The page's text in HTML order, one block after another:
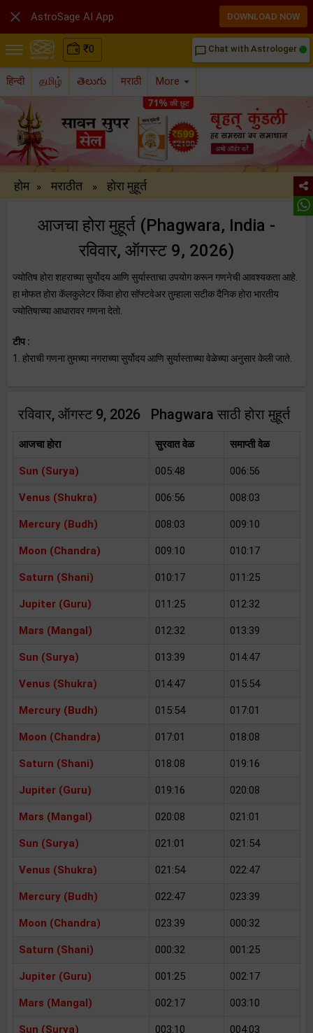
₹0 chat_bubble_outline Chat with Astrologer
हिन्दी தமிழ் తెలుగు मराठी More
होम » मराठीत » होरा मुहूर्त
आजचा होरा मुहूर्त (Phagwara, India -
रविवार, ऑगस्ट 9, 2026)
ज्योतिष होरा शहराच्या सुर्योदय आणि सुर्यास्ताचा उपयोग करून गणनेची आवश्यकता आहे.
हा मोफत होरा कॅलकुलेटर किंवा होरा सॉफ्टवेअर तुम्हाला सटीक दैनिक होरा भारतीय
ज्योतिषाच्या आधारावर गणना देतो.
टीप :
1. होराची गणना तुमच्या नगराच्या सुर्योदय आणि सुर्यास्ताच्या वेळेच्या अनुसार केली जाते.
रविवार, ऑगस्ट 9, 2026 Phagwara साठी होरा मुहूर्त
आजचा होरा सुरवात वेळ समाप्ती वेळ
Sun (Surya) 005:48 006:56
Venus (Shukra) 006:56 008:03
Mercury (Budh) 008:03 009:10
Moon (Chandra) 009:10 010:17
Saturn (Shani) 010:17 011:25
Jupiter (Guru) 011:25 012:32
Mars (Mangal) 012:32 013:39
Sun (Surya) 013:39 014:47
Venus (Shukra) 014:47 015:54
Mercury (Budh) 015:54 017:01
Moon (Chandra) 017:01 018:08
Saturn (Shani) 018:08 019:16
Jupiter (Guru) 019:16 020:08
Mars (Mangal) 020:08 021:01
Sun (Surya) 021:01 021:54
Venus (Shukra) 021:54 022:47
Mercury (Budh) 022:47 023:39
Moon (Chandra) 023:39 000:32
Saturn (Shani) 000:32 001:25
Jupiter (Guru) 001:25 002:17
Mars (Mangal) 002:17 003:10
Sun (Surya) 003:10 004:03
 AstroSage AI App DOWNLOAD NOW